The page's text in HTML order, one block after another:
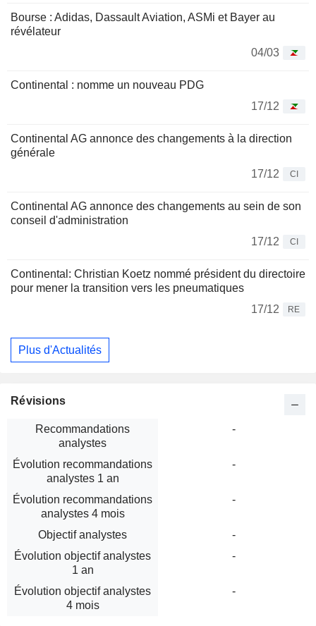
Bourse : Adidas, Dassault Aviation, ASMi et Bayer au
révélateur
04/03
Continental : nomme un nouveau PDG
17/12
Continental AG annonce des changements à la direction
générale
17/12
CI
Continental AG annonce des changements au sein de son
conseil d'administration
17/12
CI
Continental: Christian Koetz nommé président du directoire
pour mener la transition vers les pneumatiques
17/12
RE
Plus d'Actualités
Révisions
Recommandations
analystes
-
Évolution recommandations
analystes 1 an
-
Évolution recommandations
analystes 4 mois
-
Objectif analystes
-
Évolution objectif analystes
1 an
-
Évolution objectif analystes
4 mois
-